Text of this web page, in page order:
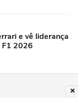
e vê liderança
F1 2026